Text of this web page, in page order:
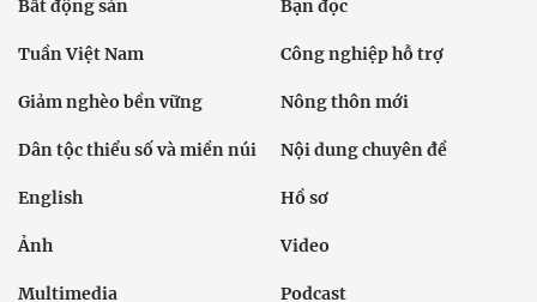
Bất động sản Bạn đọc
Tuần Việt Nam Công nghiệp hỗ trợ
Giảm nghèo bền vững Nông thôn mới
Dân tộc thiểu số và miền núi Nội dung chuyên đề
English Hồ sơ
Ảnh Video
Multimedia Podcast